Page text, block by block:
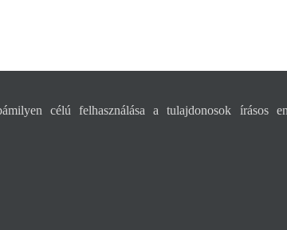
célú felhasználása a tulajdonosok írásos